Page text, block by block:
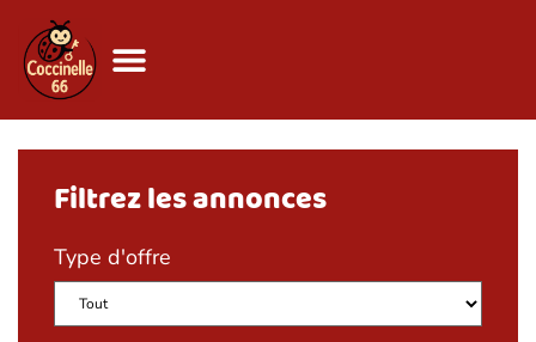
Filtrez les annonces
Type d'offre